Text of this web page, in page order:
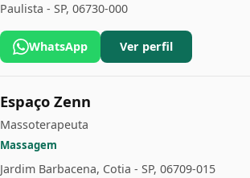
Paulista - SP, 06730-000
WhatsApp Ver perfil
Espaço Zenn
Massoterapeuta
Massagem
Jardim Barbacena, Cotia - SP, 06709-015